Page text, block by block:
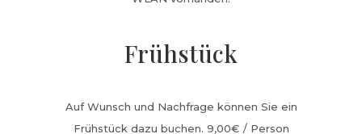
Frühstück
Auf Wunsch und Nachfrage können Sie ein
Frühstück dazu buchen. 9,00€ / Person